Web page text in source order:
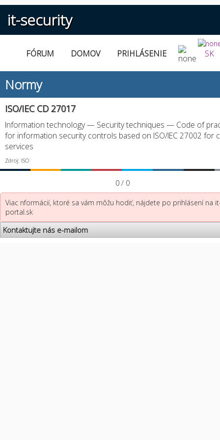
it-security
FÓRUM DOMOV PRIHLÁSENIE SK
Normy
ISO/IEC CD 27017
Information technology — Security techniques — Code of
for information security controls based on ISO/IEC 27002 for
services
Zdroj: ISO
0 / 0
Viac nformácií, ktoré sa vám môžu hodiť, nájdete po prihlásení na
portal.sk
Kontaktujte nás e-mailom